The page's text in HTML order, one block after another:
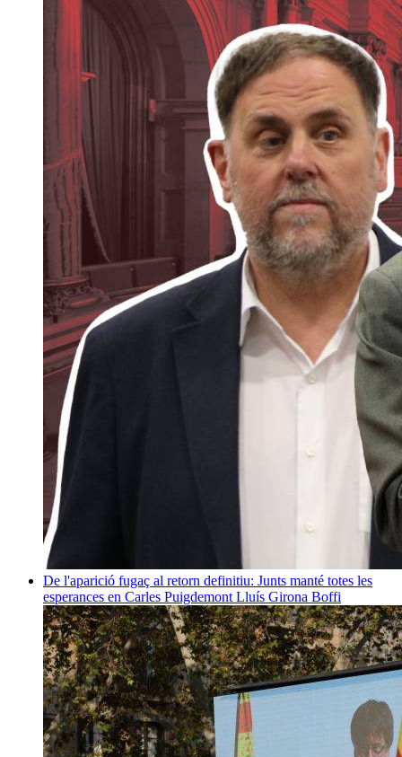
De l'aparició fugaç al retorn definitiu: Junts manté totes les
esperances en Carles Puigdemont Lluís Girona Boffi